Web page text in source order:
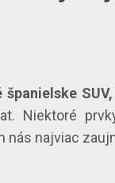
španielske SUV,
Niektoré
nás najviac